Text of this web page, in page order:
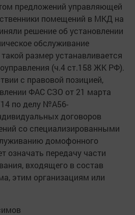
предложений управляющей
помещений в МКД на
решение об установлении
обслуживание
размер устанавливается
(ч.4 ст.158 ЖК РФ).
с правовой позицией,
ФАС СЗО от 21 марта
по делу №А56-
договоров
со специализированными
домофонного
означать передачу части
входящего в состав
этим организациям или